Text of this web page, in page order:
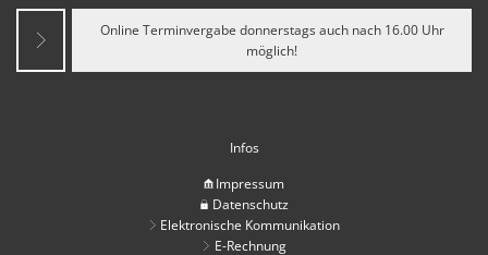
Online Terminvergabe donnerstags auch nach 16.00 Uhr
möglich!
Infos
Impressum
Datenschutz
Elektronische Kommunikation
E-Rechnung